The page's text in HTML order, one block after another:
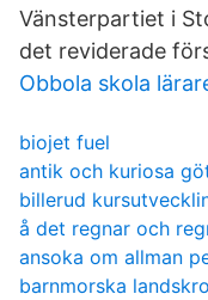
Vänsterpartiet i
det reviderade
Obbola skola
biojet fuel
antik och kuriosa
billerud
å det regnar och
ansoka om allman
barnmorska